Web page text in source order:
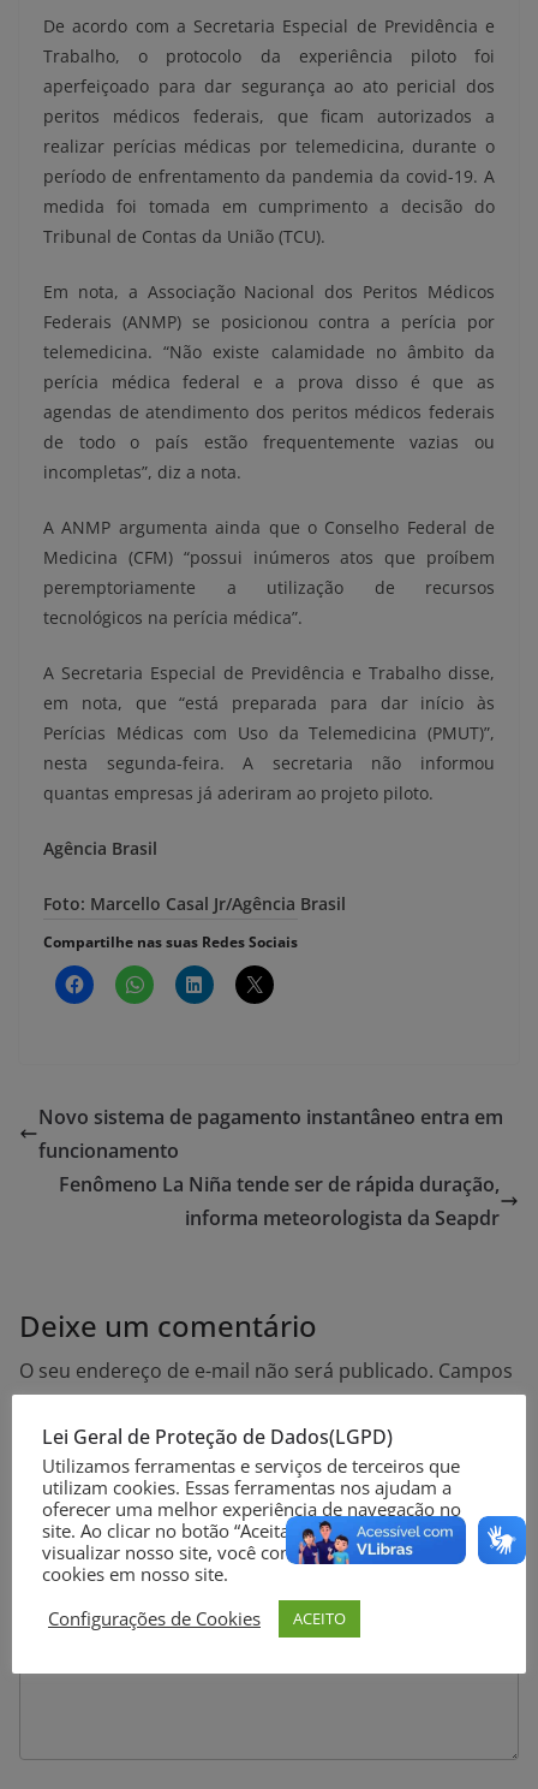
De acordo com a Secretaria Especial de Previdência e
Trabalho, o protocolo da experiência piloto foi
aperfeiçoado para dar segurança ao ato pericial dos
peritos médicos federais, que ficam autorizados a
realizar perícias médicas por telemedicina, durante o
período de enfrentamento da pandemia da covid-19. A
medida foi tomada em cumprimento a decisão do
Tribunal de Contas da União (TCU).
Em nota, a Associação Nacional dos Peritos Médicos
Federais (ANMP) se posicionou contra a perícia por
telemedicina. “Não existe calamidade no âmbito da
perícia médica federal e a prova disso é que as
agendas de atendimento dos peritos médicos federais
de todo o país estão frequentemente vazias ou
incompletas”, diz a nota.
A ANMP argumenta ainda que o Conselho Federal de
Medicina (CFM) “possui inúmeros atos que proíbem
peremptoriamente a utilização de recursos
tecnológicos na perícia médica”.
A Secretaria Especial de Previdência e Trabalho disse,
em nota, que “está preparada para dar início às
Perícias Médicas com Uso da Telemedicina (PMUT)”,
nesta segunda-feira. A secretaria não informou
quantas empresas já aderiram ao projeto piloto.
Agência Brasil
Foto: Marcello Casal Jr/Agência Brasil
Compartilhe nas suas Redes Sociais
Novo sistema de pagamento instantâneo entra em
funcionamento
Fenômeno La Niña tende ser de rápida duração,
informa meteorologista da Seapdr
Deixe um comentário
O seu endereço de e-mail não será publicado. Campos
Comentário *
Lei Geral de Proteção de Dados(LGPD)
Utilizamos ferramentas e serviços de terceiros que
utilizam cookies. Essas ferramentas nos ajudam a
oferecer uma melhor experiência de navegação no
site. Ao clicar no botão “Aceitar” ou continuar a
visualizar nosso site, você concorda com o uso de
cookies em nosso site.
Configurações de Cookies
ACEITO